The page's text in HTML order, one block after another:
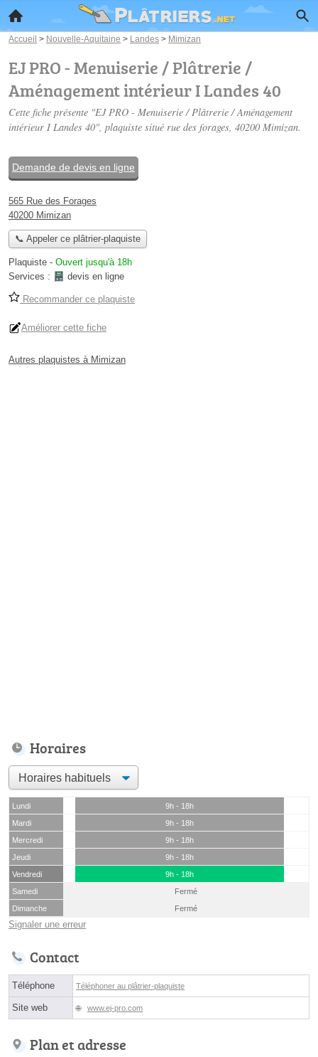
Accueil > Nouvelle-Aquitaine > Landes > Mimizan
EJ PRO - Menuiserie / Plâtrerie /
Aménagement intérieur I Landes 40
Cette fiche présente "EJ PRO - Menuiserie / Plâtrerie / Aménagement
intérieur I Landes 40", plaquiste situé rue des forages, 40200 Mimizan.
Demande de devis en ligne
565 Rue des Forages
40200 Mimizan
📞 Appeler ce plâtrier-plaquiste
Plaquiste - Ouvert jusqu'à 18h
Services :
devis en ligne
Recommander ce plaquiste
Améliorer cette fiche
Autres plaquistes à Mimizan
Horaires
Lundi
9h - 18h
Mardi
9h - 18h
Mercredi
9h - 18h
Jeudi
9h - 18h
Vendredi
9h - 18h
Samedi
Fermé
Dimanche
Fermé
Signaler une erreur
Contact
Téléphone Téléphoner au plâtrier-plaquiste
Site web www.ej-pro.com
Plan et adresse